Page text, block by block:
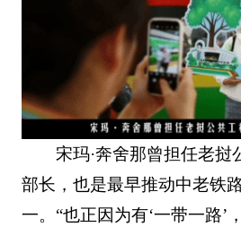
宋玛·奔舍那曾担任老挝
部长，也是最早推动中老铁
一。“也正因为有‘一带一路’